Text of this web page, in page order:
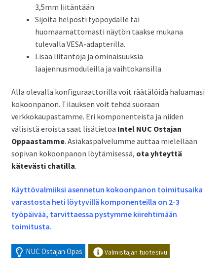
3,5mm liitäntään
Sijoita helposti työpöydälle tai
huomaamattomasti näytön taakse mukana
tulevalla VESA-adapterilla.
Lisää liitäntöjä ja ominaisuuksia
laajennusmoduleilla ja vaihtokansilla
Alla olevalla konfiguraattorilla voit räätälöidä haluamasi
kokoonpanon. Tilauksen voit tehdä suoraan
verkkokaupastamme. Eri komponenteista ja niiden
välisistä eroista saat lisätietoa Intel NUC Ostajan
Oppaastamme. Asiakaspalvelumme auttaa mielellään
sopivan kokoonpanon löytämisessä, ota yhteyttä
kätevästi chatilla.
Käyttövalmiiksi asennetun kokoonpanon toimitusaika
varastosta heti löytyvillä komponenteilla on 2-3
työpäivää, tarvittaessa pystymme kiirehtimään
toimitusta.
NUC Ostajan Opas Valmistajan tuotesivu